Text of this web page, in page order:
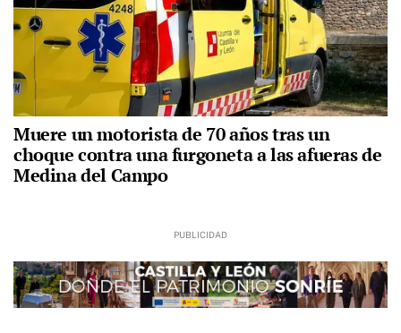
Muere un motorista de 70 años tras un
choque contra una furgoneta a las afueras de
Medina del Campo